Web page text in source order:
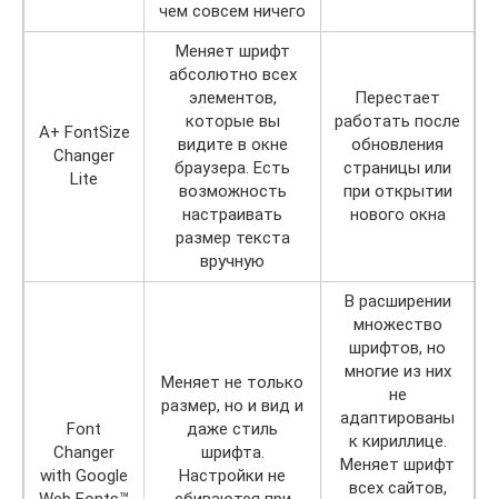
чем совсем ничего
A+ FontSize
Changer
Lite
Меняет шрифт
абсолютно всех
элементов,
которые вы
видите в окне
браузера. Есть
возможность
настраивать
размер текста
вручную
Перестает
работать после
обновления
страницы или
при открытии
нового окна
Font
Changer
with Google
Меняет не только
размер, но и вид и
даже стиль
шрифта.
Настройки не
В расширении
множество
шрифтов, но
многие из них
не
адаптированы
к кириллице.
Меняет шрифт
всех сайтов,